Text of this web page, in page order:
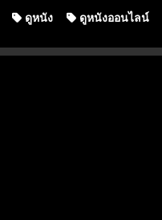
ดูหนัง ดูหนังออนไลน์